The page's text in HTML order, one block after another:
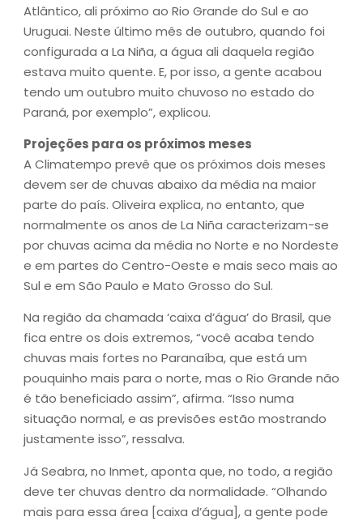
Atlântico, ali próximo ao Rio Grande do Sul e ao
Uruguai. Neste último mês de outubro, quando foi
configurada a La Niña, a água ali daquela região
estava muito quente. E, por isso, a gente acabou
tendo um outubro muito chuvoso no estado do
Paraná, por exemplo”, explicou.
Projeções para os próximos meses
A Climatempo prevê que os próximos dois meses
devem ser de chuvas abaixo da média na maior
parte do país. Oliveira explica, no entanto, que
normalmente os anos de La Niña caracterizam-se
por chuvas acima da média no Norte e no Nordeste
e em partes do Centro-Oeste e mais seco mais ao
Sul e em São Paulo e Mato Grosso do Sul.
Na região da chamada ‘caixa d’água’ do Brasil, que
fica entre os dois extremos, “você acaba tendo
chuvas mais fortes no Paranaíba, que está um
pouquinho mais para o norte, mas o Rio Grande não
é tão beneficiado assim”, afirma. “Isso numa
situação normal, e as previsões estão mostrando
justamente isso”, ressalva.
Já Seabra, no Inmet, aponta que, no todo, a região
deve ter chuvas dentro da normalidade. “Olhando
mais para essa área [caixa d’água], a gente pode